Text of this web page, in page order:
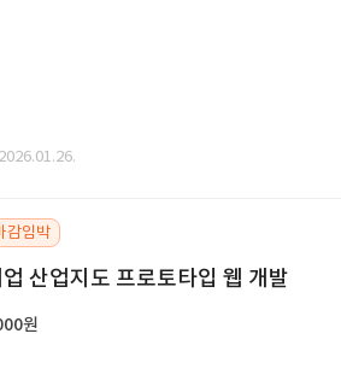
감임박
산업지도 프로토타입 웹 개발
원